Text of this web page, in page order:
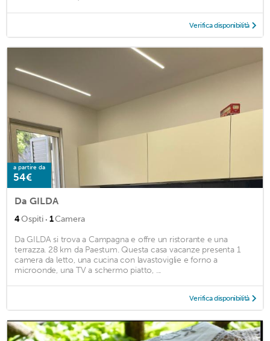
Verifica disponibilità
a partire da
54€
Da GILDA
4Ospiti · 1Camera
Da GILDA si trova a Campagna e offre un ristorante e una
terrazza. 28 km da Paestum. Questa casa vacanze presenta 1
camera da letto, una cucina con lavastoviglie e forno a
microonde, una TV a schermo piatto, ...
Verifica disponibilità